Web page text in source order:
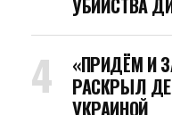
УБИЙСТВА
«ПРИДЁМ И
РАСКРЫЛ
УКРАИНОЙ